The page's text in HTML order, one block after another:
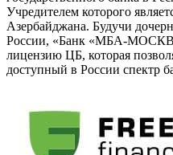
Учредителем которого
Азербайджана. Будучи
России, «Банк «МБА-
лицензию ЦБ, которая
доступный в России спектр